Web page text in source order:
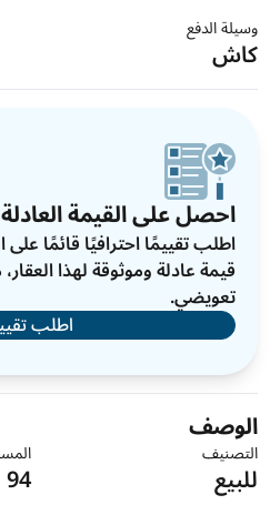
وسيلة الدفع
كاش
احصل على القيمة
اطلب تقييمًا احترافيًا قائمًا
قيمة عادلة وموثوقة لهذا
تعويضي.
اطلب
الوصف
التصنيف
للبيع 94